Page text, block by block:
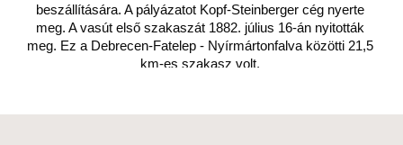
beszállítására. A pályázatot Kopf-Steinberger cég nyerte
meg. A vasút első szakaszát 1882. július 16-án nyitották
meg. Ez a Debrecen-Fatelep - Nyírmártonfalva közötti 21,5
km-es szakasz volt.